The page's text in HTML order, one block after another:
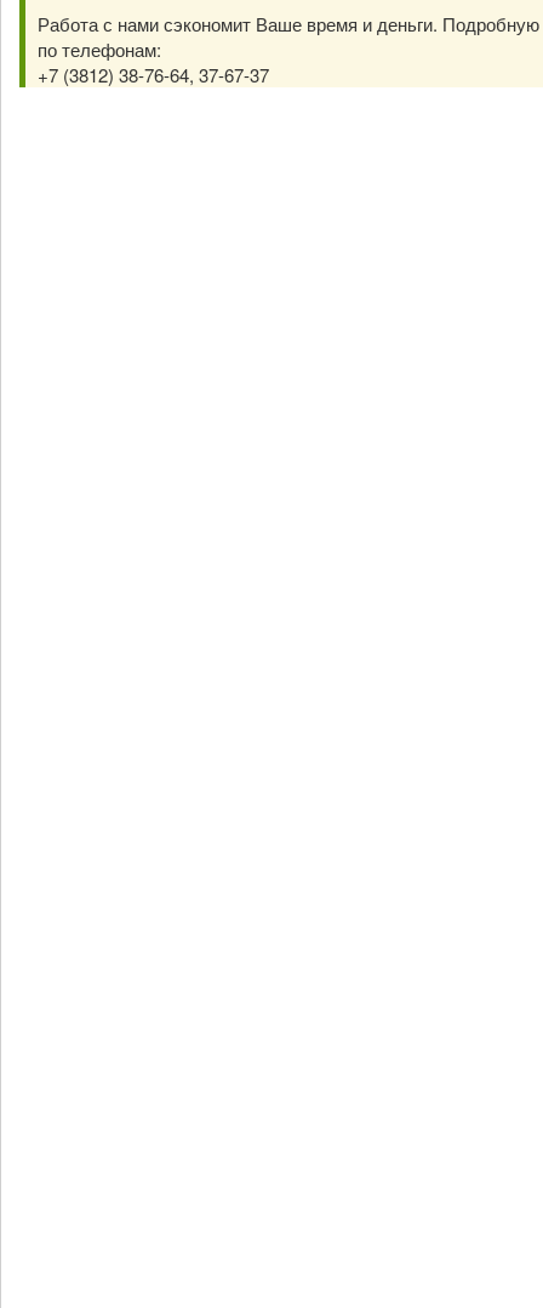
Работа с нами сэкономит Ваше время и деньги.
по телефонам:
+7 (3812) 38-76-64, 37-67-37